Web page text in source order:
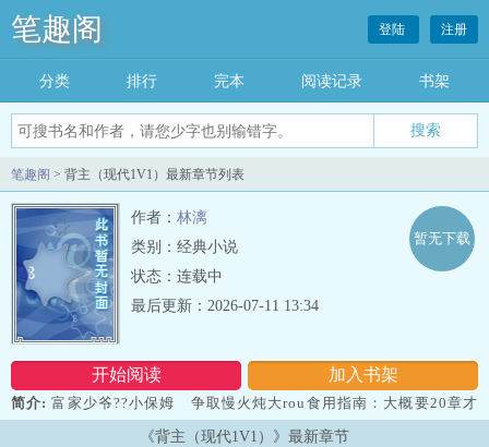
笔趣阁 登陆 注册
分类 排行 完本 阅读记录 书架
笔趣阁 > 背主（现代1V1）最新章节列表
作者： 林漓
类别：经典小说
状态：连载中
开始阅读 加入书架
暂无下载
最后更新：2026-07-11 13:34
简介: 富家少爷??小保姆 争取慢火炖大rou食用指南：大概要20章才
有rou渣，有rou的部分会适当收费，前面都是炖清汤锅！...
《背主（现代1V1）》最新章节